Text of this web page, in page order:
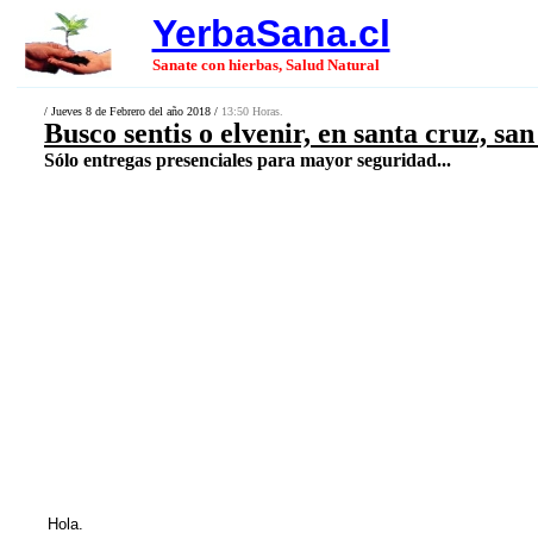
YerbaSana.cl
Sanate con hierbas, Salud Natural
/ Jueves 8 de Febrero del año 2018 / 13:50 Horas.
Busco sentis o elvenir, en santa cruz,
Sólo entregas presenciales para mayor seguridad...
Hola.